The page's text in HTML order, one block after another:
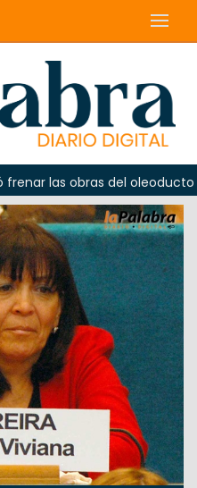
las obras del oleoducto en